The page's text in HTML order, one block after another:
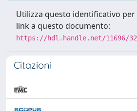
Utilizza questo identificativo
link a questo documento:
https://hdl.handle.net/11696/
Citazioni